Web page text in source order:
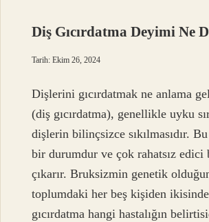
Diş Gıcırdatma Deyimi Ne
Tarih: Ekim 26, 2024
Dişlerini gıcırdatmak ne anlama
(diş gıcırdatma), genellikle uyku
dişlerin bilinçsizce sıkılmasıdır. Bu
bir durumdur ve çok rahatsız edici
çıkarır. Bruksizmin genetik
toplumdaki her beş kişiden
gıcırdatma hangi hastalığın